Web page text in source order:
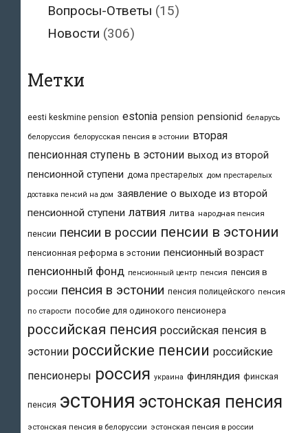
Вопросы-Ответы (15)
Новости (306)
Метки
eesti keskmine pension estonia pension pensionid беларусь
белоруссия белорусская пенсия в эстонии вторая
пенсионная ступень в эстонии выход из второй
пенсионной ступени дома престарелых дом престарелых
доставка пенсий на дом заявление о выходе из второй
пенсионной ступени латвия литва народная пенсия
пенсии пенсии в россии пенсии в эстонии
пенсионная реформа в эстонии пенсионный возраст
пенсионный фонд пенсионный центр пенсия пенсия в
россии пенсия в эстонии пенсия полицейского пенсия
по старости пособие для одинокого пенсионера
российская пенсия российская пенсия в
эстонии российские пенсии российские
пенсионеры россия украина финляндия финская
пенсия эстония эстонская пенсия
эстонская пенсия в белоруссии эстонская пенсия в россии